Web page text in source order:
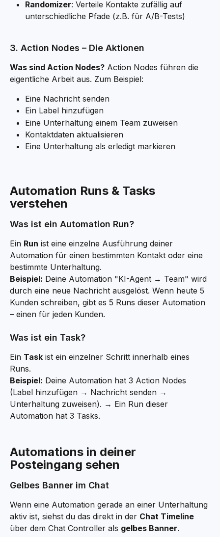
Randomizer: Verteile Kontakte zufällig auf
unterschiedliche Pfade (z.B. für A/B-Tests)
3. Action Nodes – Die Aktionen
Was sind Action Nodes? Action Nodes führen die
eigentliche Arbeit aus. Zum Beispiel:
Eine Nachricht senden
Ein Label hinzufügen
Eine Unterhaltung einem Team zuweisen
Kontaktdaten aktualisieren
Eine Unterhaltung als erledigt markieren
Automation Runs & Tasks
verstehen
Was ist ein Automation Run?
Ein Run ist eine einzelne Ausführung deiner
Automation für einen bestimmten Kontakt oder eine
bestimmte Unterhaltung.
Beispiel: Deine Automation "KI-Agent → Team" wird
durch eine neue Nachricht ausgelöst. Wenn heute 5
Kunden schreiben, gibt es 5 Runs dieser Automation
– einen für jeden Kunden.
Was ist ein Task?
Ein Task ist ein einzelner Schritt innerhalb eines
Runs.
Beispiel: Deine Automation hat 3 Action Nodes
(Label hinzufügen → Nachricht senden →
Unterhaltung zuweisen). → Ein Run dieser
Automation hat 3 Tasks.
Automations in deiner
Posteingang sehen
Gelbes Banner im Chat
Wenn eine Automation gerade an einer Unterhaltung
aktiv ist, siehst du das direkt in der Chat Timeline
über dem Chat Controller als gelbes Banner.